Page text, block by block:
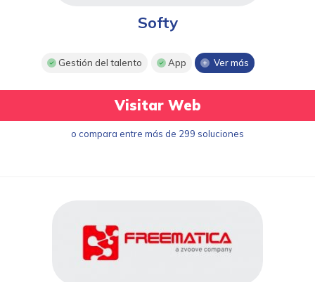
Softy
Gestión del talento App Ver más
Visitar Web
o compara entre más de 299 soluciones